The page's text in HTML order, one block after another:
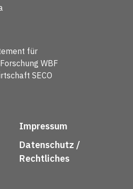
für
WBF
SECO
Impressum
Datenschutz /
Rechtliches